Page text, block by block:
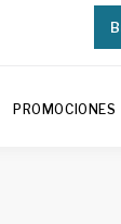
PROMOCIONES